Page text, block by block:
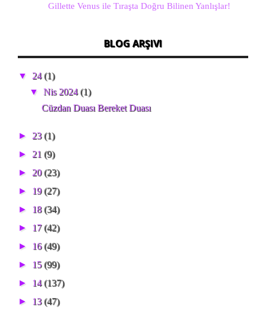
Gillette Venus ile Tıraşta Doğru Bilinen Yanlışlar!
BLOG ARŞIVI
▼ 24(1)
▼Nis 2024(1)
Cüzdan Duası Bereket Duası
► 23(1)
► 21 (9)
► 20(23)
► 19(27)
► 18(34)
► 17(42)
► 16(49)
► 15(99)
► 14(137)
► 13(47)